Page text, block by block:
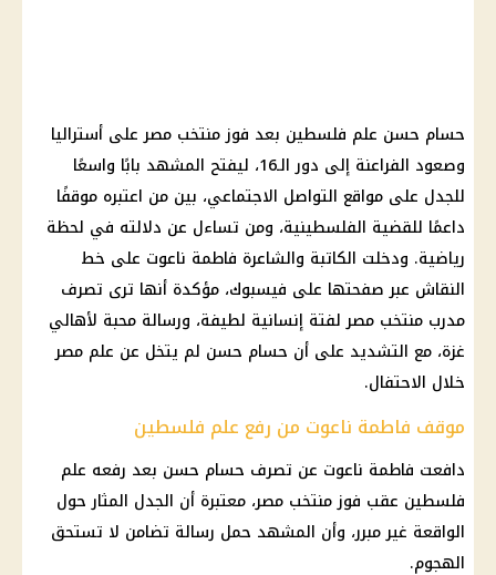
حسام حسن علم فلسطين بعد فوز منتخب مصر على أستراليا
وصعود الفراعنة إلى دور الـ16، ليفتح المشهد بابًا واسعًا
للجدل على مواقع التواصل الاجتماعي، بين من اعتبره موقفًا
داعمًا للقضية الفلسطينية، ومن تساءل عن دلالته في لحظة
رياضية. ودخلت الكاتبة والشاعرة فاطمة ناعوت على خط
النقاش عبر صفحتها على فيسبوك، مؤكدة أنها ترى تصرف
مدرب منتخب مصر لفتة إنسانية لطيفة، ورسالة محبة لأهالي
غزة، مع التشديد على أن حسام حسن لم يتخل عن علم مصر
خلال الاحتفال.
موقف فاطمة ناعوت من رفع علم فلسطين
دافعت فاطمة ناعوت عن تصرف حسام حسن بعد رفعه علم
فلسطين عقب فوز منتخب مصر، معتبرة أن الجدل المثار حول
الواقعة غير مبرر، وأن المشهد حمل رسالة تضامن لا تستحق
الهجوم.